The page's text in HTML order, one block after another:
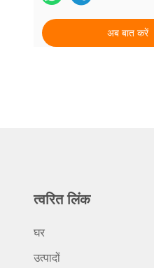
अब बात करें
त्वरित लिंक
घर
उत्पादों